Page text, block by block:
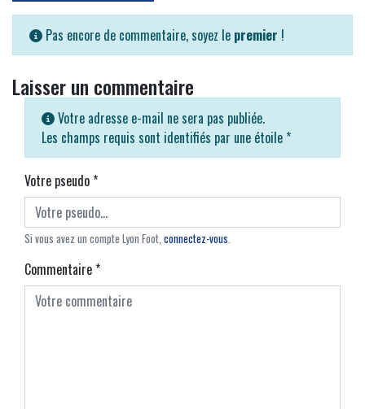
Pas encore de commentaire, soyez le premier !
Laisser un commentaire
Votre adresse e-mail ne sera pas publiée.
Les champs requis sont identifiés par une étoile *
Votre pseudo*
Si vous avez un compte Lyon Foot, connectez-vous.
Commentaire*